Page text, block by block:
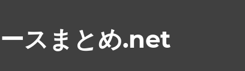
スまとめ.net